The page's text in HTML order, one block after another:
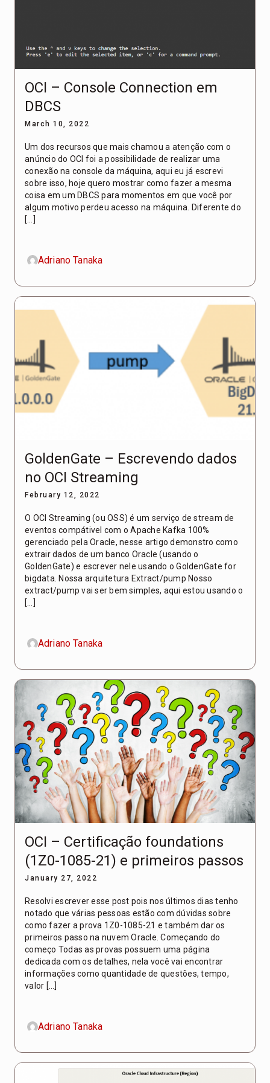
OCI – Console Connection em
DBCS
March 10, 2022
Um dos recursos que mais chamou a atenção com o
anúncio do OCI foi a possibilidade de realizar uma
conexão na console da máquina, aqui eu já escrevi
sobre isso, hoje quero mostrar como fazer a mesma
coisa em um DBCS para momentos em que você por
algum motivo perdeu acesso na máquina. Diferente do
[…]
Adriano Tanaka
GoldenGate – Escrevendo dados
no OCI Streaming
February 12, 2022
O OCI Streaming (ou OSS) é um serviço de stream de
eventos compátivel com o Apache Kafka 100%
gerenciado pela Oracle, nesse artigo demonstro como
extrair dados de um banco Oracle (usando o
GoldenGate) e escrever nele usando o GoldenGate for
bigdata. Nossa arquitetura Extract/pump Nosso
extract/pump vai ser bem simples, aqui estou usando o
[…]
Adriano Tanaka
OCI – Certificação foundations
(1Z0-1085-21) e primeiros passos
January 27, 2022
Resolvi escrever esse post pois nos últimos dias tenho
notado que várias pessoas estão com dúvidas sobre
como fazer a prova 1Z0-1085-21 e também dar os
primeiros passo na nuvem Oracle. Começando do
começo Todas as provas possuem uma página
dedicada com os detalhes, nela você vai encontrar
informações como quantidade de questões, tempo,
valor […]
Adriano Tanaka